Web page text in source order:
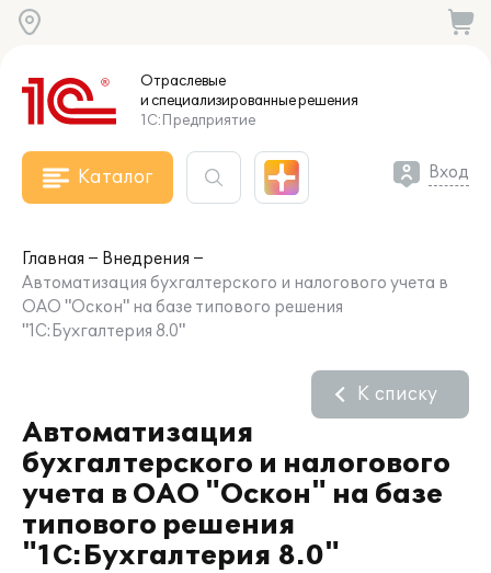
Отраслевые
и специализированныерешения
1С:Предприятие
Каталог Вход
Главная
Внедрения
Автоматизация бухгалтерского и налогового учета в
ОАО "Оскон" на базе типового решения
"1С:Бухгалтерия 8.0"
Автоматизация
бухгалтерского и налогового
учета в ОАО "Оскон" на базе
типового решения
"1С:Бухгалтерия 8.0"
К списку